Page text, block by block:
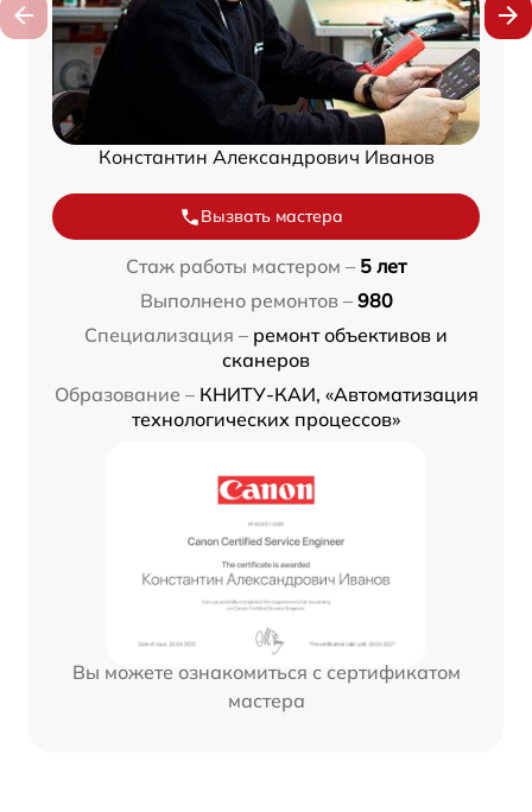
Константин Александрович Иванов
Вызвать мастера
Стаж работы мастером – 5 лет
Выполнено ремонтов – 980
Специализация – ремонт объективов и
сканеров
Образование – КНИТУ-КАИ, «Автоматизация
технологических процессов»
Вы можете ознакомиться с сертификатом
мастера